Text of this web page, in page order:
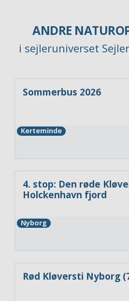
ANDRE
i sejleruniverset
Sommerbus 2026
Kerteminde
4. stop: Den røde
Holckenhavn fjord
Nyborg
Rød Kløversti Nyborg